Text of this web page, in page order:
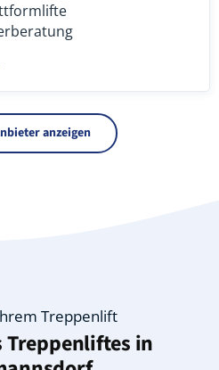
anzeigen
Treppenlift
Treppenliftes in